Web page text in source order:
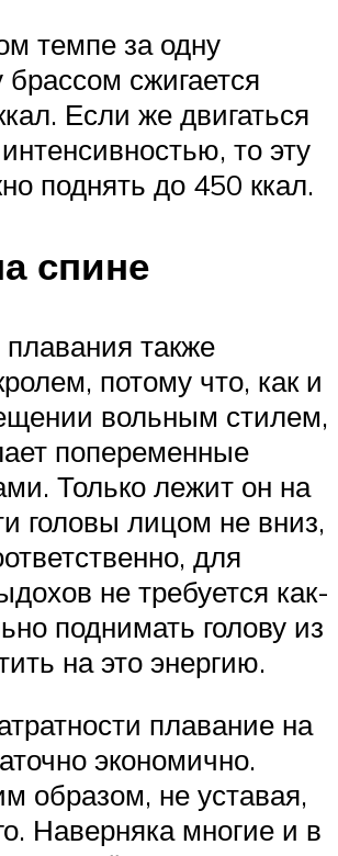
темпе за одну
брассом сжигается
Если же двигаться
то эту
поднять до 450 ккал.
спине
также
потому что, как и
вольным стилем,
попеременные
Только лежит он на
головы лицом не вниз,
для
не требуется как-
поднимать голову из
на это энергию.
плавание на
экономично.
образом, не уставая,
Наверняка многие и в